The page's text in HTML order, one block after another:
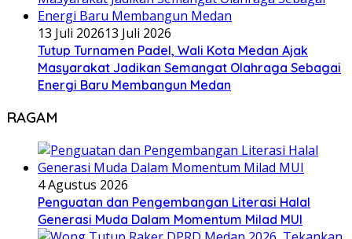
13 Juli 202613 Juli 2026
Tutup Turnamen Padel, Wali Kota Medan Ajak
Masyarakat Jadikan Semangat Olahraga Sebagai
Energi Baru Membangun Medan
RAGAM
4 Agustus 2026
Penguatan dan Pengembangan Literasi Halal
Generasi Muda Dalam Momentum Milad MUI